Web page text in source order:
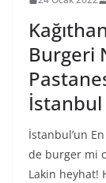
Burgeri
İstanbul
İstanbul’un
de burger mi
Lakin heyhat!